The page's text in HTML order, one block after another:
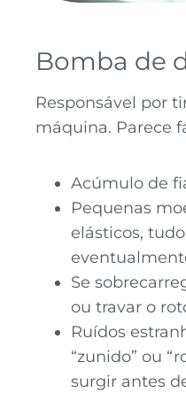
Bomba de
Responsável por
máquina. Parece
Acúmulo de
Pequenas
elásticos,
Se
ou travar o
Ruídos
“zunido” ou
surgir antes